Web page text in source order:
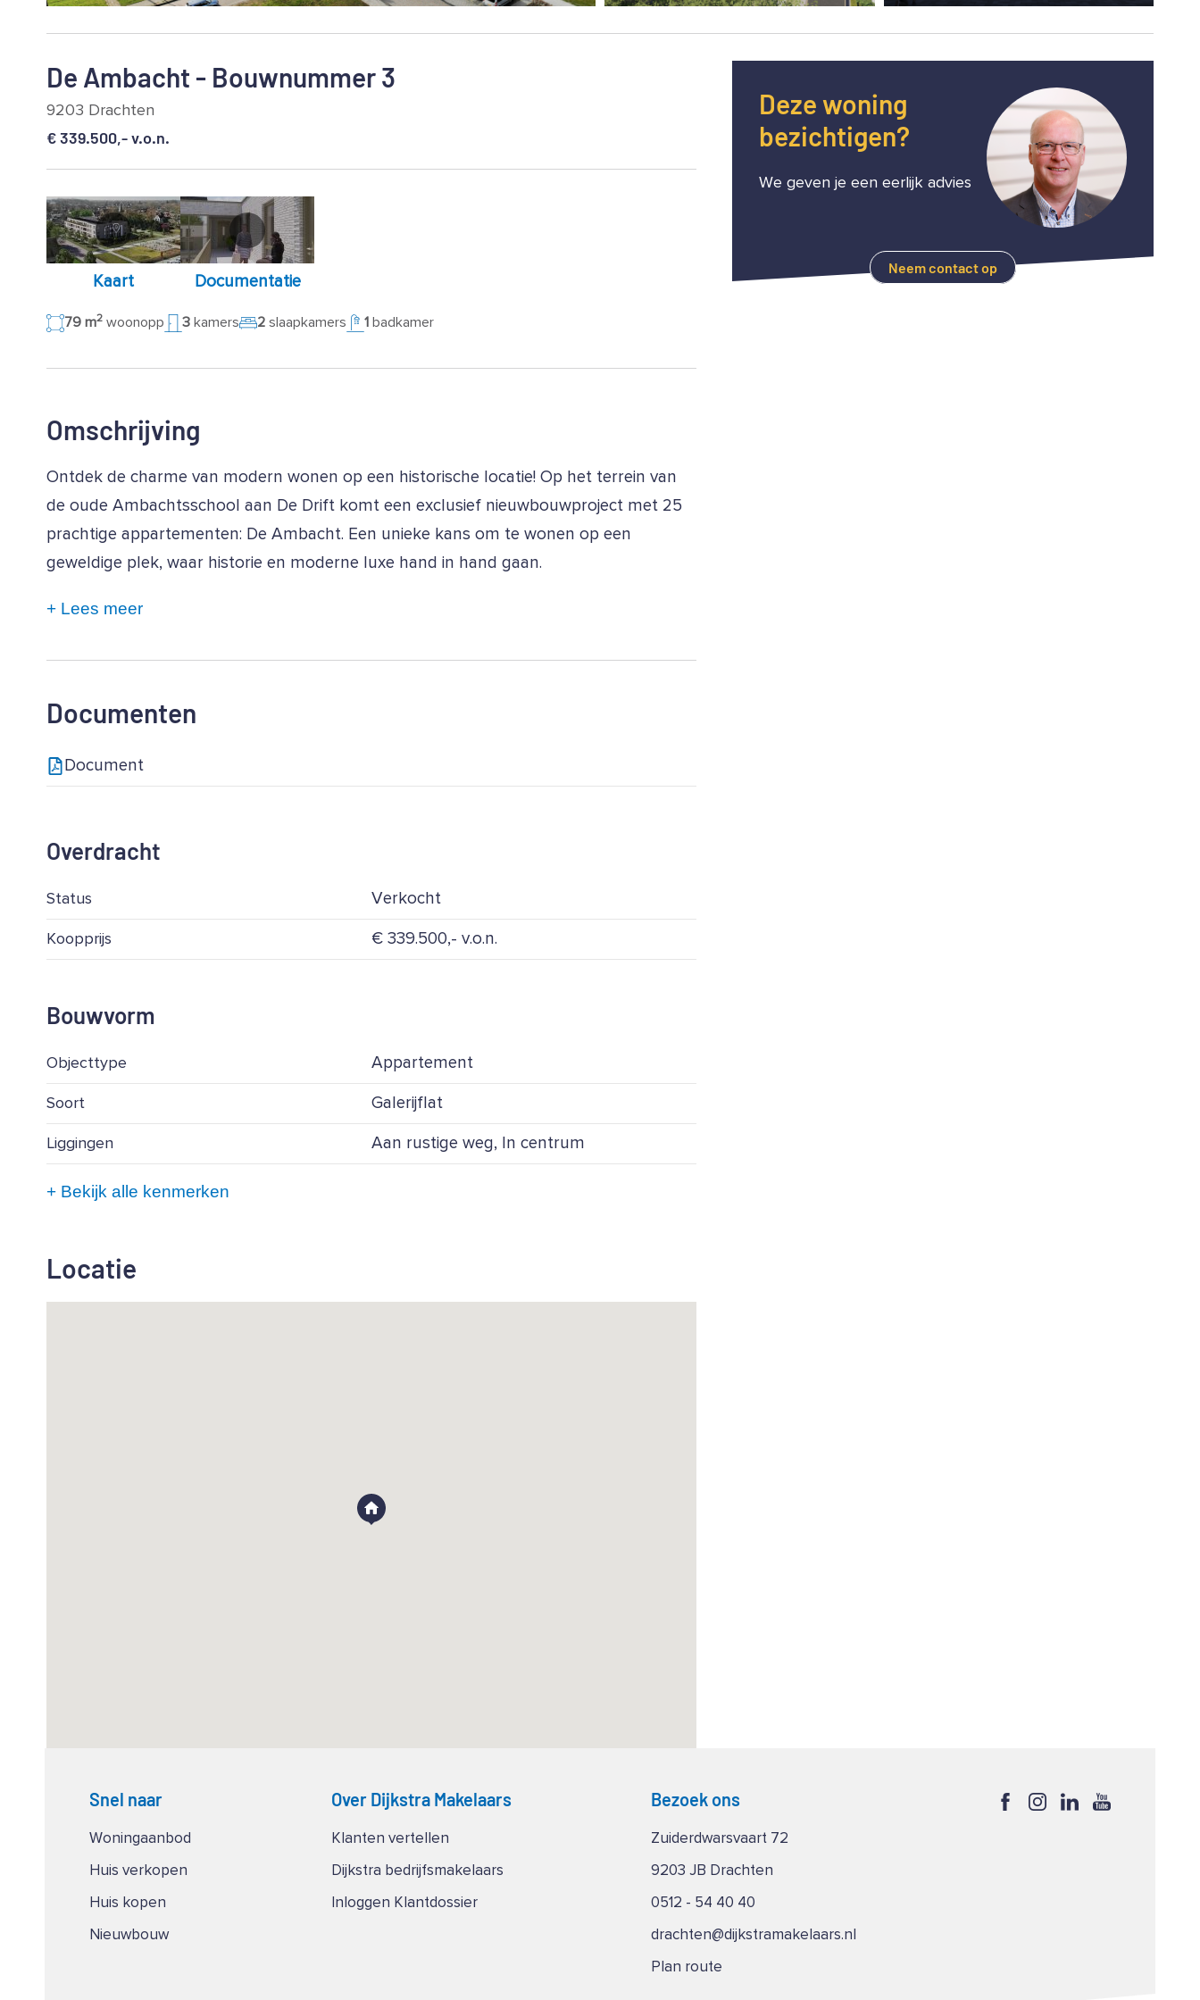
De Ambacht - Bouwnummer 3
9203 Drachten
€ 339.500,- v.o.n.
Kaart Documentatie
79 m2 woonopp 3 kamers 2 slaapkamers 1 badkamer
Omschrijving
Ontdek de charme van modern wonen op een historische locatie! Op het terrein van
de oude Ambachtsschool aan De Drift komt een exclusief nieuwbouwproject met 25
prachtige appartementen: De Ambacht. Een unieke kans om te wonen op een
geweldige plek, waar historie en moderne luxe hand in hand gaan.
+ Lees meer
Documenten
Document
Overdracht
Status Verkocht
Koopprijs € 339.500,- v.o.n.
Bouwvorm
Objecttype Appartement
Soort Galerijflat
Liggingen Aan rustige weg, In centrum
+ Bekijk alle kenmerken
Locatie
Deze woning
bezichtigen?
We geven je een eerlijk advies
Neem contact op
Snel naar
Woningaanbod
Huis verkopen
Huis kopen
Nieuwbouw
Over Dijkstra Makelaars
Klanten vertellen
Dijkstra bedrijfsmakelaars
Inloggen Klantdossier
Bezoek ons
Zuiderdwarsvaart 72
9203 JB Drachten
0512 - 54 40 40
drachten@dijkstramakelaars.nl
Plan route